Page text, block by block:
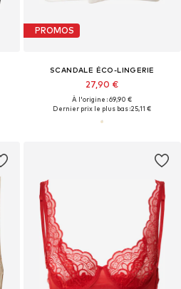
PROMOS
SCANDALE ÉCO-LINGERIE
27,90 €
À l'origine : 69,90 €
Dernier prix le plus bas :25,11 €